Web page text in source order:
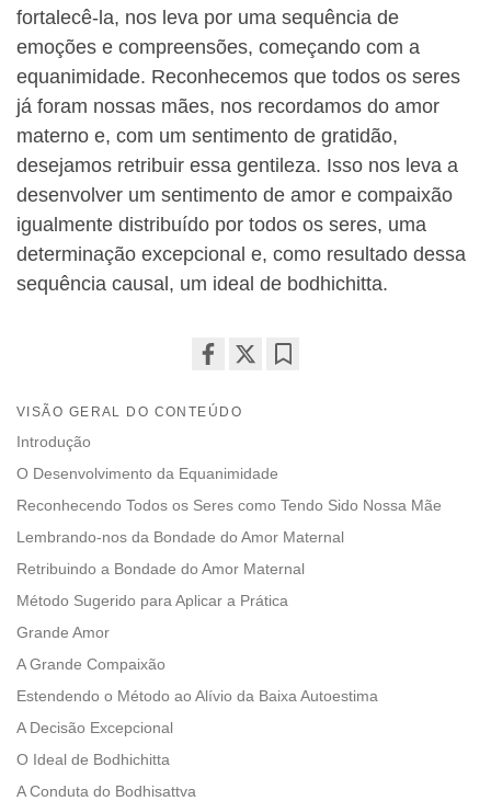
fortalecê-la, nos leva por uma sequência de
emoções e compreensões, começando com a
equanimidade. Reconhecemos que todos os seres
já foram nossas mães, nos recordamos do amor
materno e, com um sentimento de gratidão,
desejamos retribuir essa gentileza. Isso nos leva a
desenvolver um sentimento de amor e compaixão
igualmente distribuído por todos os seres, uma
determinação excepcional e, como resultado dessa
sequência causal, um ideal de bodhichitta.
on
VISÃO GERAL DO CONTEÚDO
Introdução
O Desenvolvimento da Equanimidade
Reconhecendo Todos os Seres como Tendo Sido Nossa Mãe
Lembrando-nos da Bondade do Amor Maternal
Retribuindo a Bondade do Amor Maternal
Método Sugerido para Aplicar a Prática
Grande Amor
A Grande Compaixão
Estendendo o Método ao Alívio da Baixa Autoestima
A Decisão Excepcional
O Ideal de Bodhichitta
A Conduta do Bodhisattva